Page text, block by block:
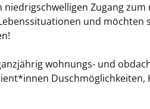
Zugang
und
wohnungs- und